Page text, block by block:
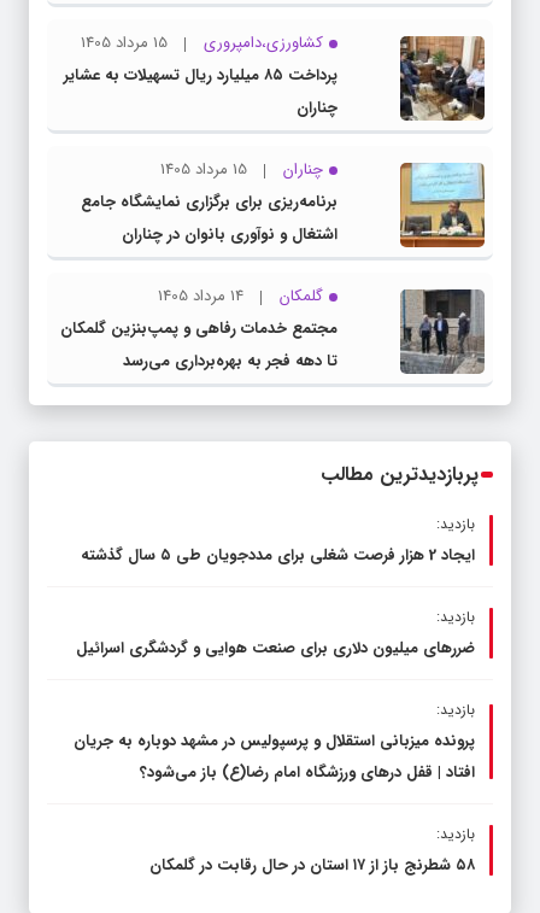
کشاورزی،دامپروری
15 مرداد 1405
پرداخت ۸۵ میلیارد ریال تسهیلات به عشایر
چناران
چناران
15 مرداد 1405
برنامه‌ریزی برای برگزاری نمایشگاه جامع
اشتغال و نوآوری بانوان در چناران
گلمکان
14 مرداد 1405
مجتمع خدمات رفاهی و پمپ‌بنزین گلمکان
تا دهه فجر به بهره‌برداری می‌رسد
پربازدیدترین مطالب
بازدید:
ایجاد 2 هزار فرصت شغلی برای مددجویان طی ۵ سال گذشته
بازدید:
ضررهای میلیون دلاری برای صنعت هوایی و گردشگری اسرائیل
بازدید:
پرونده میزبانی استقلال و پرسپولیس در مشهد دوباره به جریان
افتاد | قفل در‌های ورزشگاه امام رضا(ع) باز می‌شود؟
بازدید:
۵۸ شطرنج‌ باز از ۱۷ استان در حال رقابت در گلمکان